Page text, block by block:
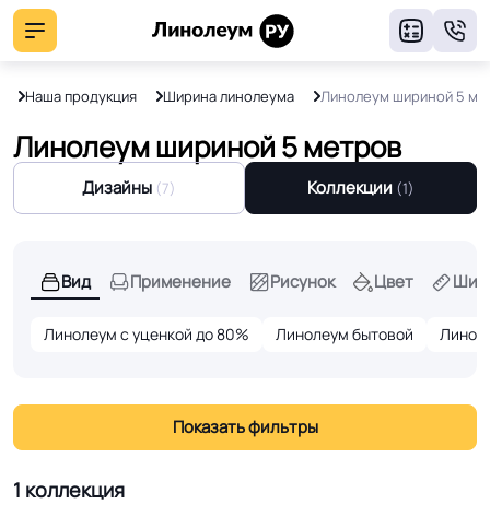
Наша продукция Ширина линолеума Линолеум шириной 5
Линолеум шириной 5 метров
Дизайны (7) Коллекции (1)
Вид Применение Рисунок Цвет
Линолеум с уценкой до 80% Линолеум бытовой
Показать фильтры
1 коллекция